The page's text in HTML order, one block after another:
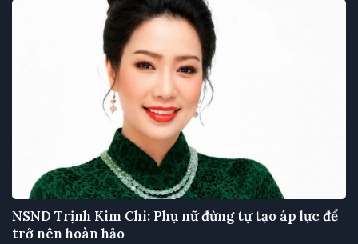
NSND Trịnh Kim Chi: Phụ nữ đừng tự tạo áp lực để
trở nên hoàn hảo